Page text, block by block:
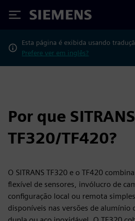
Siemens
Esta página é exibida usando
Prefere ver em inglês?
Por que SITRANS
TF320/TF420?
O SITRANS TF320 e o TF420
flexível de sensores, invólucro de
configuração local ou remota
disponíveis nas versões de alumínio